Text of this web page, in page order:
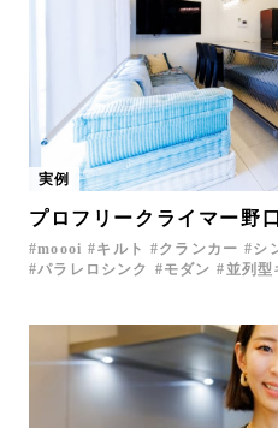
オンラインストア
お知らせ
カタログを見る
よくあるご質問
お問い合わせ
サポート
LANGUAGE :
JP
実例
プロフリークライマー野
moooi キルト クランカー シ
パラレロシンク
モダン 並列型